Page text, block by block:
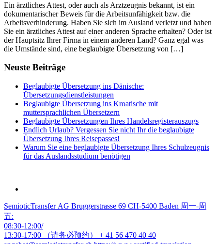
Ein ärztliches Attest, oder auch als Arztzeugnis bekannt, ist ein
dokumentarischer Beweis für die Arbeitsunfähigkeit bzw. die
Arbeitsverhinderung. Haben Sie sich im Ausland verletzt und haben
Sie ein ärztliches Attest auf einer anderen Sprache erhalten? Oder ist
der Hauptsitz Ihrer Firma in einem anderen Land? Ganz egal was
die Umstände sind, eine beglaubigte Übersetzung von […]
Neuste Beiträge
Beglaubigte Übersetzung ins Dänische:
Übersetzungsdienstleistungen
Beglaubigte Übersetzung ins Kroatische mit
muttersprachlichen Übersetzern
Beglaubigte Übersetzungen Ihres Handelsregisterauszugs
Endlich Urlaub? Vergessen Sie nicht Ihr die beglaubigte
Übersetzung Ihres Reisepasses!
Warum Sie eine beglaubigte Übersetzung Ihres Schulzeugnis
für das Auslandsstudium benötigen
SemioticTransfer AG Bruggerstrasse 69 CH-5400 Baden 周一-周
五:
08:30-12:00/
13:30-17:00 （请务必预约） + 41 56 470 40 40